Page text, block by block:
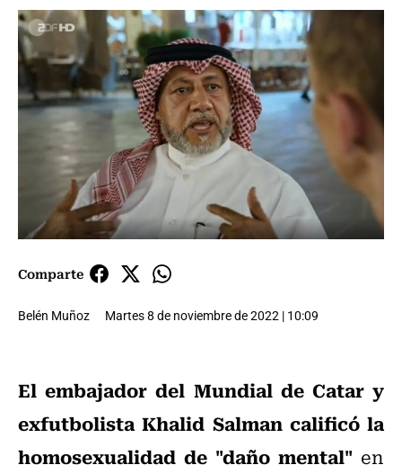
Comparte
Belén Muñoz Martes 8 de noviembre de 2022 | 10:09
El embajador del Mundial de Catar y
exfutbolista Khalid Salman calificó la
homosexualidad de "daño mental" en